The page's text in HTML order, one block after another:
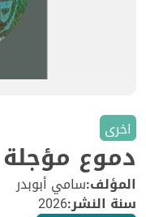
اخرى
دموع مؤجلة
المؤلف:سامي أبوبدر
سنة النشر:2026